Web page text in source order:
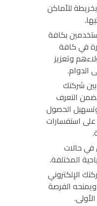
للأماكن
بكافة
في كافة
وتعزيز
الدوام.
شركتك
التعرف
الحصول
استفسارات
حالات
المختلفة.
الإلكتروني
الفرصة